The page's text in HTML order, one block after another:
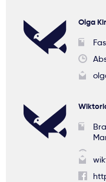
Olga